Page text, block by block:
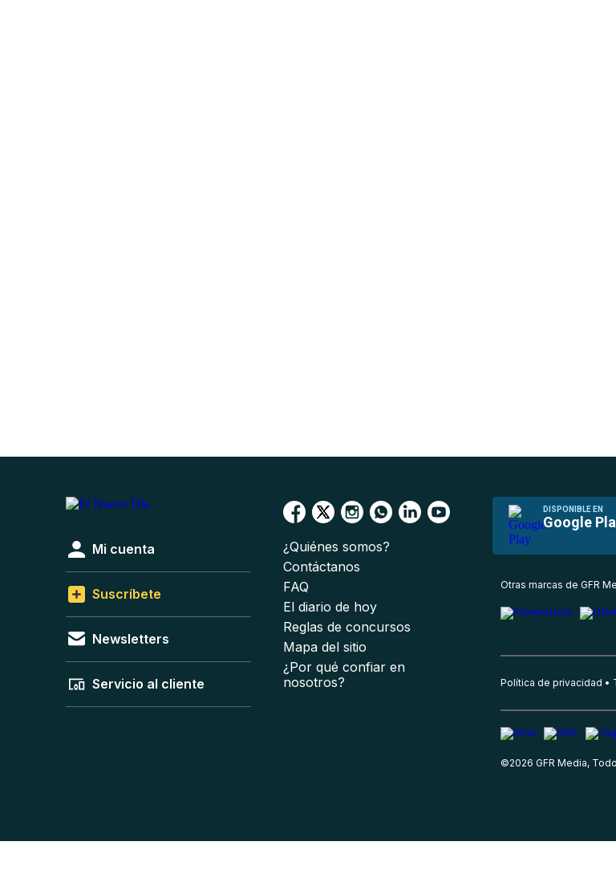
DISPONIBLE EN
Google
Mi cuenta
Suscríbete
Newsletters
Servicio al cliente
¿Quiénes somos?
Contáctanos
FAQ
El diario de hoy
Reglas de concursos
Mapa del sitio
¿Por qué confiar en
nosotros?
Otras marcas de GFR
Política de privacidad
©2026 GFR Media,